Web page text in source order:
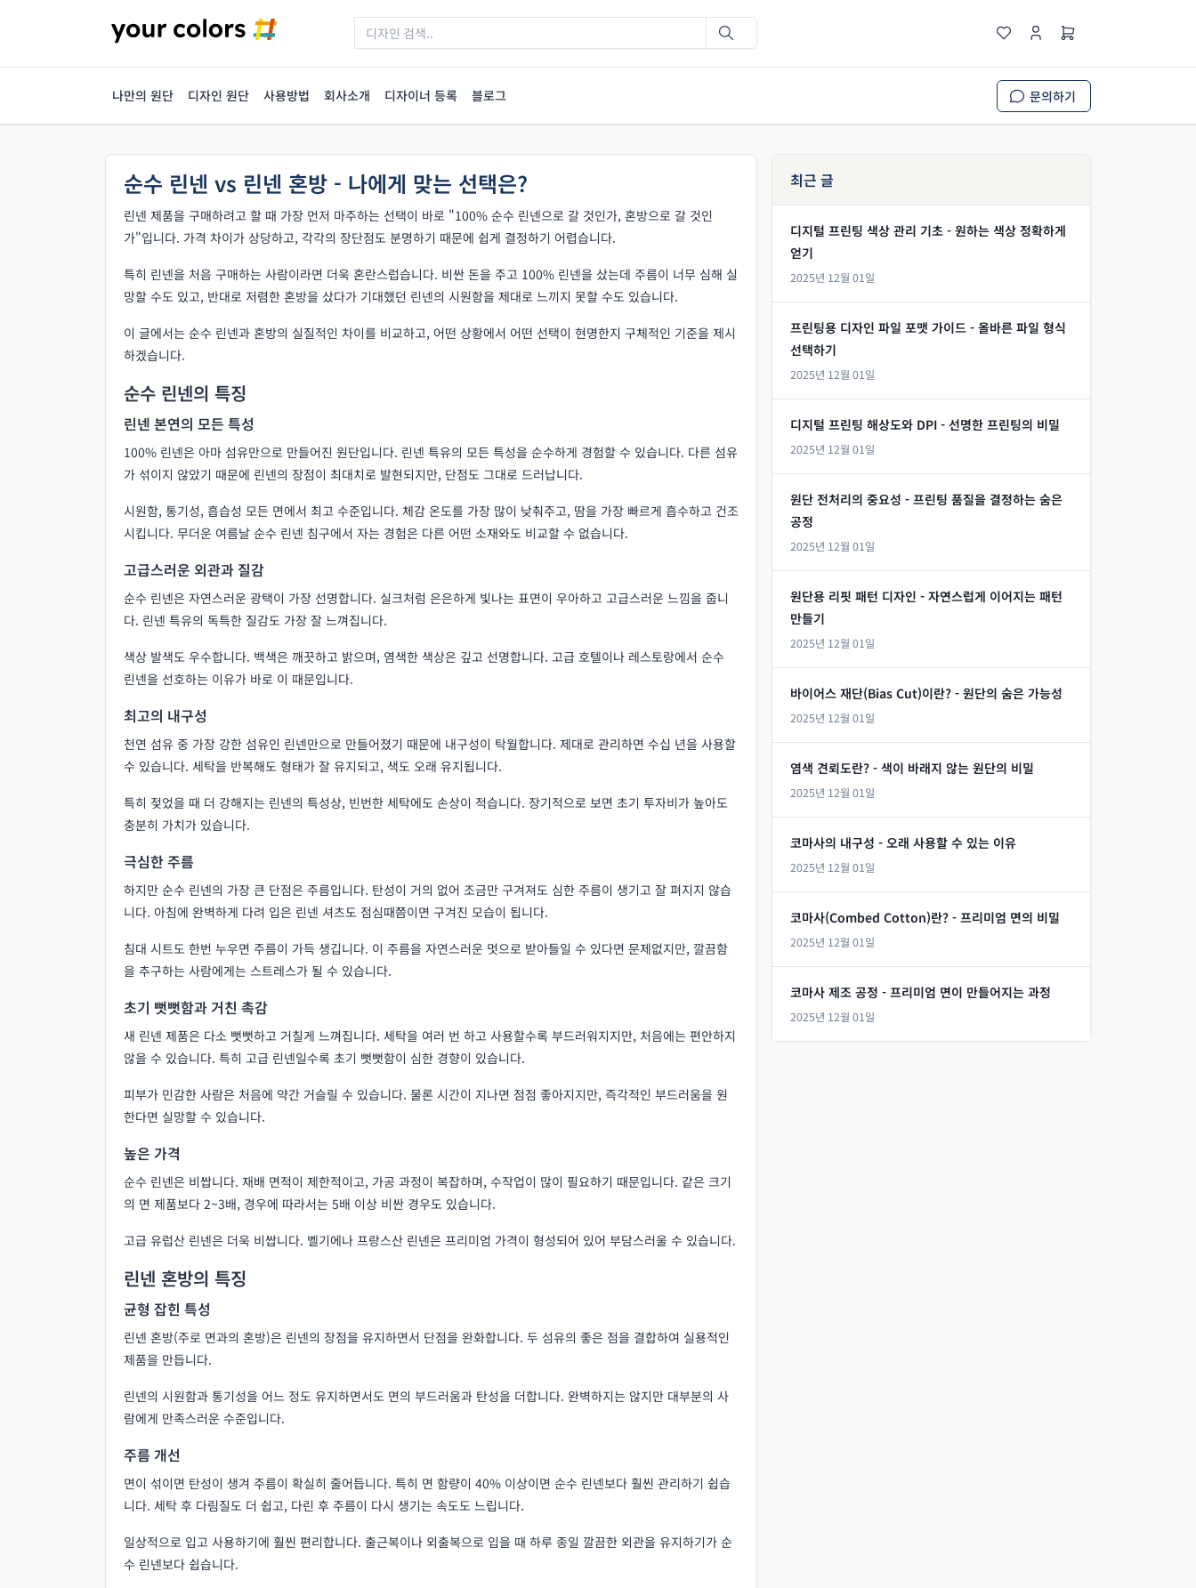
나만의 원단 디자인 원단 사용방법 회사소개 디자이너 등록 블로그 문의하기
순수 린넨 vs 린넨 혼방 - 나에게 맞는 선택은?
린넨 제품을 구매하려고 할 때 가장 먼저 마주하는 선택이 바로 "100% 순수 린넨으로 갈 것인가, 혼방으로 갈 것인
가"입니다. 가격 차이가 상당하고, 각각의 장단점도 분명하기 때문에 쉽게 결정하기 어렵습니다.
특히 린넨을 처음 구매하는 사람이라면 더욱 혼란스럽습니다. 비싼 돈을 주고 100% 린넨을 샀는데 주름이 너무 심해 실
망할 수도 있고, 반대로 저렴한 혼방을 샀다가 기대했던 린넨의 시원함을 제대로 느끼지 못할 수도 있습니다.
이 글에서는 순수 린넨과 혼방의 실질적인 차이를 비교하고, 어떤 상황에서 어떤 선택이 현명한지 구체적인 기준을 제시
하겠습니다.
순수 린넨의 특징
린넨 본연의 모든 특성
100% 린넨은 아마 섬유만으로 만들어진 원단입니다. 린넨 특유의 모든 특성을 순수하게 경험할 수 있습니다. 다른 섬유
가 섞이지 않았기 때문에 린넨의 장점이 최대치로 발현되지만, 단점도 그대로 드러납니다.
시원함, 통기성, 흡습성 모든 면에서 최고 수준입니다. 체감 온도를 가장 많이 낮춰주고, 땀을 가장 빠르게 흡수하고 건조
시킵니다. 무더운 여름날 순수 린넨 침구에서 자는 경험은 다른 어떤 소재와도 비교할 수 없습니다.
고급스러운 외관과 질감
순수 린넨은 자연스러운 광택이 가장 선명합니다. 실크처럼 은은하게 빛나는 표면이 우아하고 고급스러운 느낌을 줍니
다. 린넨 특유의 독특한 질감도 가장 잘 느껴집니다.
색상 발색도 우수합니다. 백색은 깨끗하고 밝으며, 염색한 색상은 깊고 선명합니다. 고급 호텔이나 레스토랑에서 순수
린넨을 선호하는 이유가 바로 이 때문입니다.
최고의 내구성
천연 섬유 중 가장 강한 섬유인 린넨만으로 만들어졌기 때문에 내구성이 탁월합니다. 제대로 관리하면 수십 년을 사용할
수 있습니다. 세탁을 반복해도 형태가 잘 유지되고, 색도 오래 유지됩니다.
특히 젖었을 때 더 강해지는 린넨의 특성상, 빈번한 세탁에도 손상이 적습니다. 장기적으로 보면 초기 투자비가 높아도
충분히 가치가 있습니다.
극심한 주름
하지만 순수 린넨의 가장 큰 단점은 주름입니다. 탄성이 거의 없어 조금만 구겨져도 심한 주름이 생기고 잘 펴지지 않습
니다. 아침에 완벽하게 다려 입은 린넨 셔츠도 점심때쯤이면 구겨진 모습이 됩니다.
침대 시트도 한번 누우면 주름이 가득 생깁니다. 이 주름을 자연스러운 멋으로 받아들일 수 있다면 문제없지만, 깔끔함
을 추구하는 사람에게는 스트레스가 될 수 있습니다.
초기 뻣뻣함과 거친 촉감
새 린넨 제품은 다소 뻣뻣하고 거칠게 느껴집니다. 세탁을 여러 번 하고 사용할수록 부드러워지지만, 처음에는 편안하지
않을 수 있습니다. 특히 고급 린넨일수록 초기 뻣뻣함이 심한 경향이 있습니다.
피부가 민감한 사람은 처음에 약간 거슬릴 수 있습니다. 물론 시간이 지나면 점점 좋아지지만, 즉각적인 부드러움을 원
한다면 실망할 수 있습니다.
높은 가격
순수 린넨은 비쌉니다. 재배 면적이 제한적이고, 가공 과정이 복잡하며, 수작업이 많이 필요하기 때문입니다. 같은 크기
의 면 제품보다 2~3배, 경우에 따라서는 5배 이상 비싼 경우도 있습니다.
고급 유럽산 린넨은 더욱 비쌉니다. 벨기에나 프랑스산 린넨은 프리미엄 가격이 형성되어 있어 부담스러울 수 있습니다.
린넨 혼방의 특징
균형 잡힌 특성
린넨 혼방(주로 면과의 혼방)은 린넨의 장점을 유지하면서 단점을 완화합니다. 두 섬유의 좋은 점을 결합하여 실용적인
제품을 만듭니다.
린넨의 시원함과 통기성을 어느 정도 유지하면서도 면의 부드러움과 탄성을 더합니다. 완벽하지는 않지만 대부분의 사
람에게 만족스러운 수준입니다.
주름 개선
면이 섞이면 탄성이 생겨 주름이 확실히 줄어듭니다. 특히 면 함량이 40% 이상이면 순수 린넨보다 훨씬 관리하기 쉽습
니다. 세탁 후 다림질도 더 쉽고, 다린 후 주름이 다시 생기는 속도도 느립니다.
일상적으로 입고 사용하기에 훨씬 편리합니다. 출근복이나 외출복으로 입을 때 하루 종일 깔끔한 외관을 유지하기가 순
수 린넨보다 쉽습니다.
최근 글
디지털 프린팅 색상 관리 기초 - 원하는 색상 정확하게
얻기
2025년 12월 01일
프린팅용 디자인 파일 포맷 가이드 - 올바른 파일 형식
선택하기
2025년 12월 01일
디지털 프린팅 해상도와 DPI - 선명한 프린팅의 비밀
2025년 12월 01일
원단 전처리의 중요성 - 프린팅 품질을 결정하는 숨은
공정
2025년 12월 01일
원단용 리핏 패턴 디자인 - 자연스럽게 이어지는 패턴
만들기
2025년 12월 01일
바이어스 재단(Bias Cut)이란? - 원단의 숨은 가능성
2025년 12월 01일
염색 견뢰도란? - 색이 바래지 않는 원단의 비밀
2025년 12월 01일
코마사의 내구성 - 오래 사용할 수 있는 이유
2025년 12월 01일
코마사(Combed Cotton)란? - 프리미엄 면의 비밀
2025년 12월 01일
코마사 제조 공정 - 프리미엄 면이 만들어지는 과정
2025년 12월 01일